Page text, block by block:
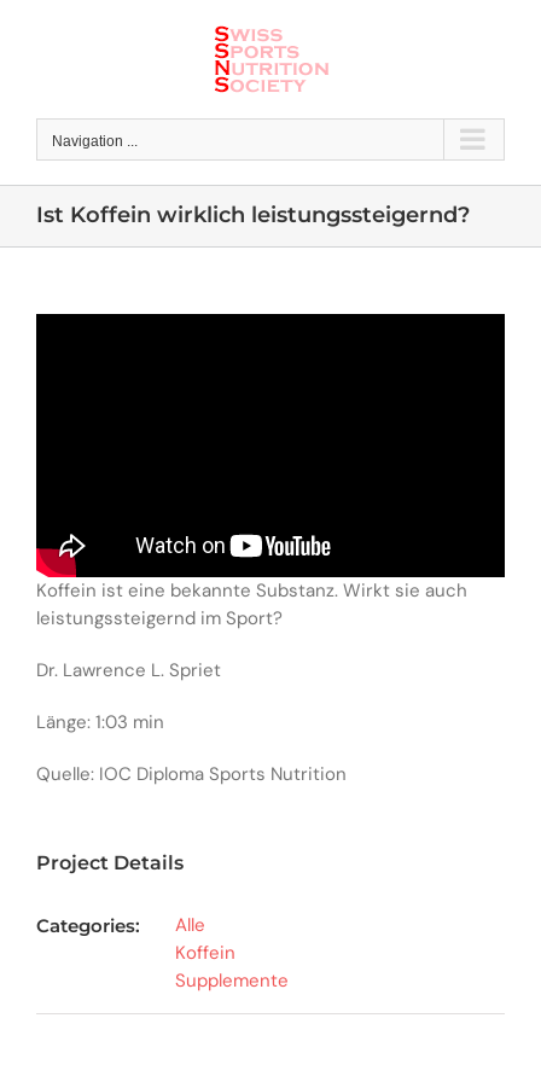
Navigation ...
Ist Koffein wirklich leistungssteigernd?
Koffein ist eine bekannte Substanz. Wirkt sie auch
leistungssteigernd im Sport?
Dr. Lawrence L. Spriet
Länge: 1:03 min
Quelle: IOC Diploma Sports Nutrition
Project Details
Categories:
Alle
Koffein
Supplemente